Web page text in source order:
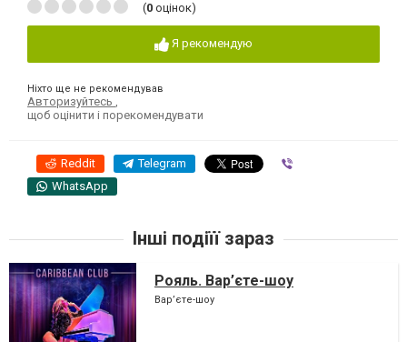
(0 оцінок)
Я рекомендую
Ніхто ще не рекомендував
Авторизуйтесь
щоб оцінити і порекомендувати
Reddit Telegram
WhatsApp
Інші подіїї зараз
Рояль. Вар’єте-шоу
Вар’єте-шоу